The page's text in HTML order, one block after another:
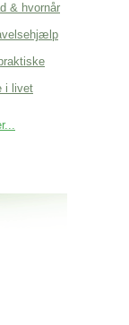
& hvornår
i livet